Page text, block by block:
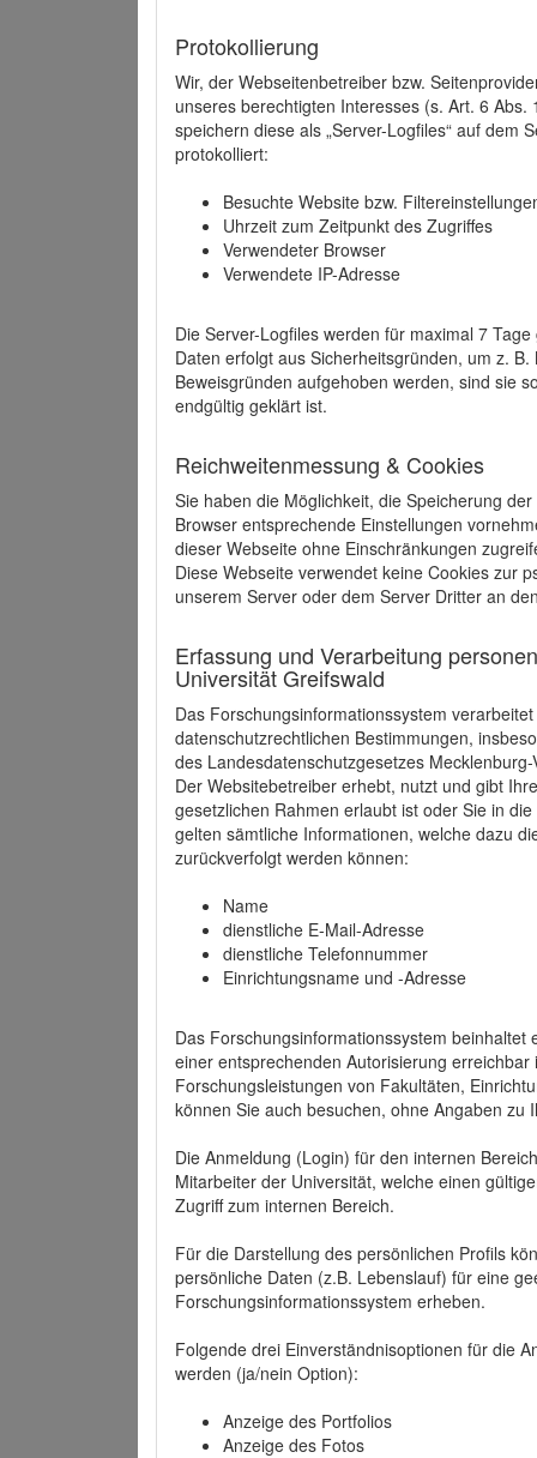
Protokollierung
Wir, der Webseitenbetreiber bzw.
unseres berechtigten Interesses (s. Art. 6
speichern diese als „Server-Logfiles“ auf dem
protokolliert:
Besuchte Website bzw.
Uhrzeit zum Zeitpunkt des Zugriffes
Verwendeter Browser
Verwendete IP-Adresse
Die Server-Logfiles werden für maximal 7
Daten erfolgt aus Sicherheitsgründen, um z.
Beweisgründen aufgehoben werden, sind sie
endgültig geklärt ist.
Reichweitenmessung & Cookies
Sie haben die Möglichkeit, die Speicherung
Browser entsprechende Einstellungen
dieser Webseite ohne Einschränkungen
Diese Webseite verwendet keine Cookies zur
unserem Server oder dem Server Dritter an
Erfassung und Verarbeitung
Universität Greifswald
Das Forschungsinformationssystem
datenschutzrechtlichen Bestimmungen,
des Landesdatenschutzgesetzes
Der Websitebetreiber erhebt, nutzt und gibt
gesetzlichen Rahmen erlaubt ist oder Sie in
gelten sämtliche Informationen, welche dazu
zurückverfolgt werden können:
Name
dienstliche E-Mail-Adresse
dienstliche Telefonnummer
Einrichtungsname und -Adresse
Das Forschungsinformationssystem beinhaltet
einer entsprechenden Autorisierung
Forschungsleistungen von Fakultäten,
können Sie auch besuchen, ohne Angaben zu
Die Anmeldung (Login) für den internen
Mitarbeiter der Universität, welche einen
Zugriff zum internen Bereich.
Für die Darstellung des persönlichen Profils
persönliche Daten (z.B. Lebenslauf) für eine
Forschungsinformationssystem erheben.
Folgende drei Einverständnisoptionen für die
werden (ja/nein Option):
Anzeige des Portfolios
Anzeige des Fotos